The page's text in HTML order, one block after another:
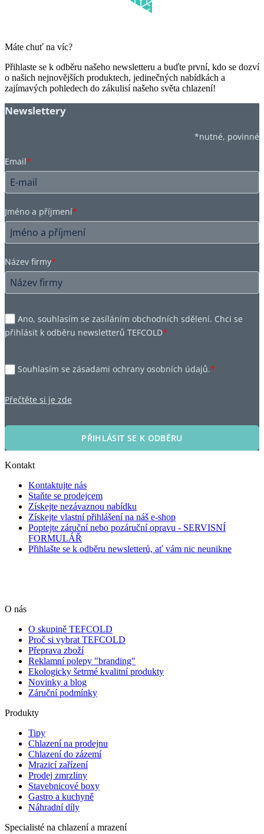
Máte chuť na víc?
Přihlaste se k odběru našeho newsletteru a buďte první, kdo se dozví
o našich nejnovějších produktech, jedinečných nabídkách a
zajímavých pohledech do zákulisí našeho světa chlazení!
Newslettery
*nutné, povinné
Email*
Jméno a příjmení*
Název firmy*
Ano, souhlasím se zasíláním obchodních sdělení. Chci se
přihlásit k odběru newsletterů TEFCOLD*
Souhlasím se zásadami ochrany osobních údajů.*
Přečtěte si je zde
PŘIHLÁSIT SE K ODBĚRU
Kontakt
Kontaktujte nás
Staňte se prodejcem
Získejte nezávaznou nabídku
Získejte vlastní přihlášení na náš e-shop
Poptejte záruční nebo pozáruční opravu - SERVISNÍ
FORMULÁŘ
Přihlašte se k odběru newsletterů, ať vám nic neunikne
O nás
O skupině TEFCOLD
Proč si vybrat TEFCOLD
Přeprava zboží
Reklamní polepy "branding"
Ekologicky šetrmé kvalitní produkty
Novinky a blog
Záruční podmínky
Produkty
Tipy
Chlazení na prodejnu
Chlazení do zázemí
Mrazicí zařízení
Prodej zmrzliny
Stavebnicové boxy
Gastro a kuchyně
Náhradní díly
Specialisté na chlazení a mrazení